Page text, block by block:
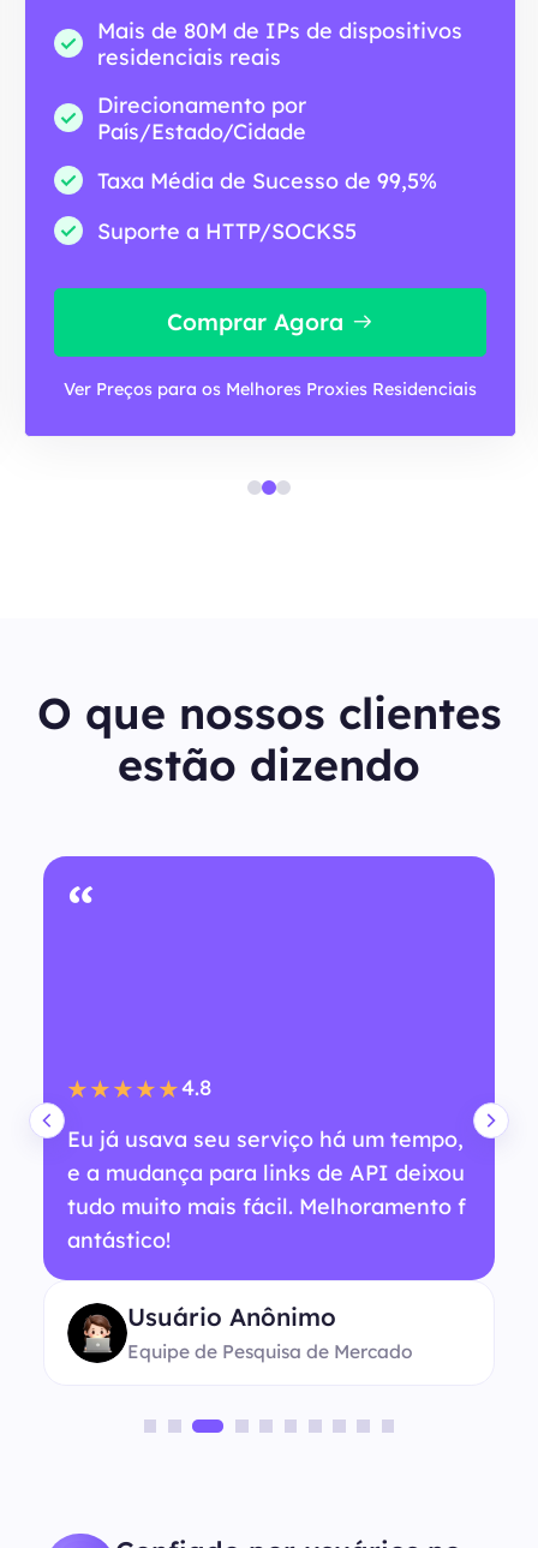
Mais de 80M de IPs de dispositivos
residenciais reais
Direcionamento por
País/Estado/Cidade
Taxa Média de Sucesso de 99,5%
Suporte a HTTP/SOCKS5
Comprar Agora
Ver Preços para os Melhores Proxies Residenciais
O que nossos clientes
estão dizendo
“
★★★★★4.8
Eu já usava seu serviço há um tempo,
e a mudança para links de API deixou
tudo muito mais fácil. Melhoramento f
antástico!
Usuário Anônimo
Equipe de Pesquisa de Mercado